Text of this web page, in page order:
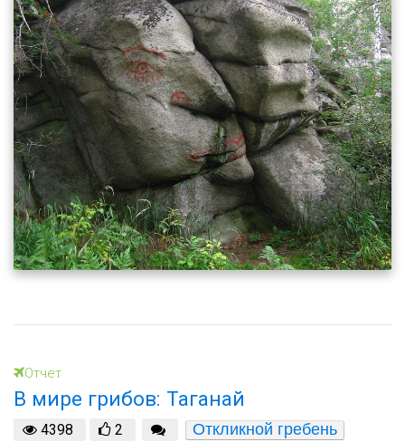
Отчет
В мире грибов: Таганай
4398 2
Откликной гребень